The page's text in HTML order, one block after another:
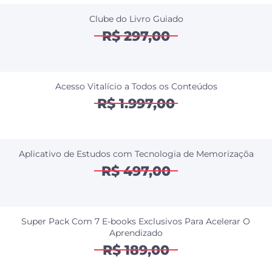
Clube do Livro Guiado
R$ 297,00
Acesso Vitalício a Todos os Conteúdos
R$ 1.997,00
Aplicativo de Estudos com Tecnologia de Memorizaçõa
R$ 497,00
Super Pack Com 7 E-books Exclusivos Para Acelerar O
Aprendizado
R$ 189,00